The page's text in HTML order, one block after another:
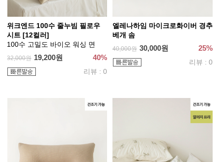
위크엔드 100수 줄누빔 필로우
시트 [12컬러]
100수 고밀도 바이오 워싱 면
32,000원 19,200원 40%
리뷰 : 0
엘레나하임 마이크로화이버 경추
베개 솜
40,000원 30,000원 25%
리뷰 : 0